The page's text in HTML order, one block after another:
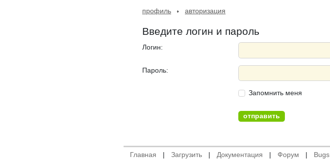
профиль авторизация
Введите логин и пароль
Логин:
Пароль:
Запомнить меня
Главная | Загрузить | Документация | Форум | Bugs